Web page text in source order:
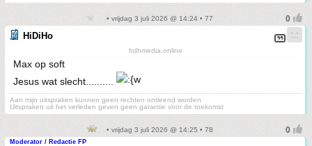
• vrijdag 3 juli 2026 @ 14:24 • 77
HiDiHo
hdhmedia.online
Max op soft
Jesus wat slecht..........
Aan mijn uitspraken kunnen geen rechten ontleend worden
Uitspraken uit het verleden geven geen garantie voor de toekomst
• vrijdag 3 juli 2026 @ 14:25 • 78
Moderator / Redactie FP